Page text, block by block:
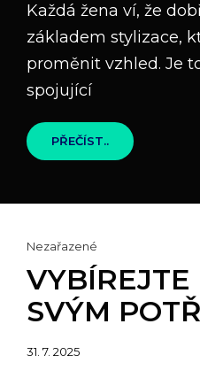
Každá žena ví, že
základem stylizace,
proměnit vzhled. Je
spojující
PŘEČÍST.. TOP
TŘÍDU
KAŽDÉMU
OUTFITU
Cat
Links
Nezařazené
SVÝM
Posted
31. 7. 2025